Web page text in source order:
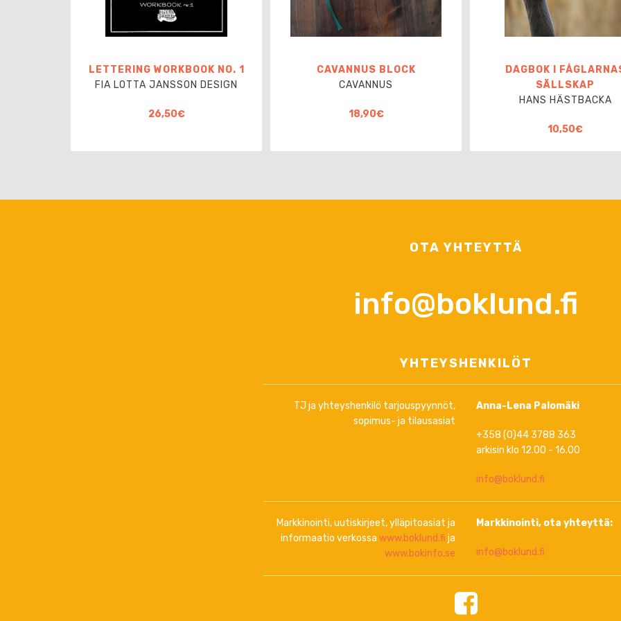
LETTERING WORKBOOK NO. 1
FIA LOTTA JANSSON DESIGN
26,50€
CAVANNUS BLOCK
CAVANNUS
18,90€
DAGBOK I
SÄLLSKAP
HANS HÄSTBACKA
10,50€
OTA YHTEYTTÄ
info@boklund.fi
YHTEYSHENKILÖT
TJ ja yhteyshenkilö tarjouspyynnöt,
sopimus- ja tilausasiat
Anna-Lena Palomäki
+358 (0)44 3788 363
arkisin klo 12.00 - 16.00
info@boklund.fi
Markkinointi, uutiskirjeet, ylläpitoasiat ja
informaatio verkossa www.boklund.fi ja
www.bokinfo.se
Markkinointi, ota yhteyttä:
info@boklund.fi